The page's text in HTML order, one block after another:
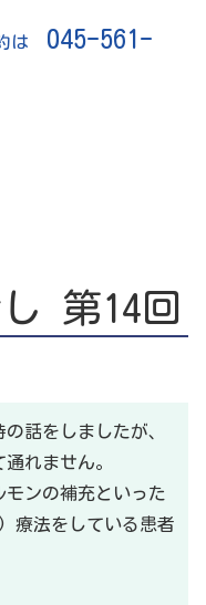
は 045-561-
第14回
話をしましたが、
れません。
ンの補充といった
療法をしている患者